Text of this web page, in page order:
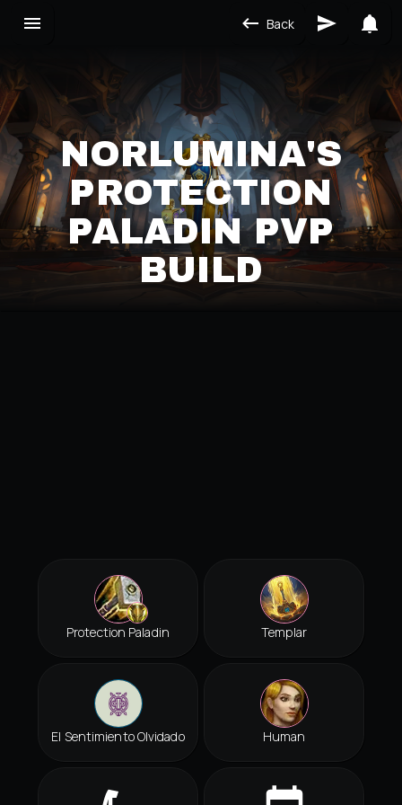
Back
NORLUMINA'S
PROTECTION
PALADIN PVP
BUILD
Protection Paladin Templar
El Sentimiento Olvidado Human